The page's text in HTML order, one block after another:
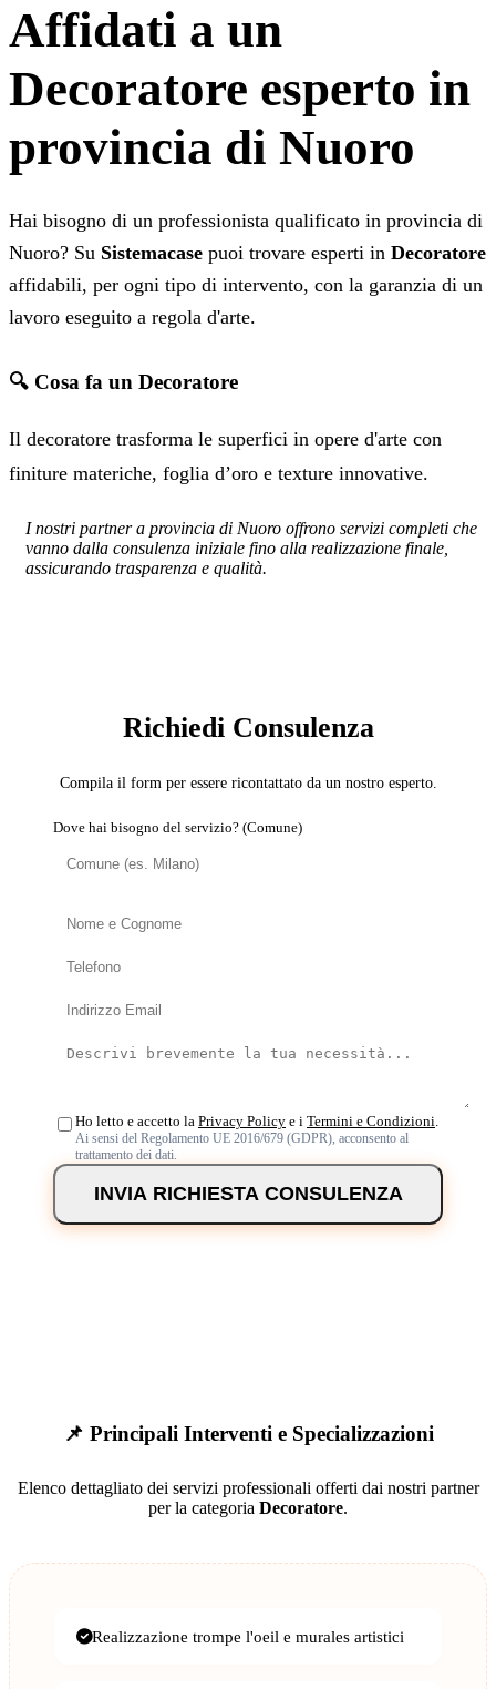
Affidati a un
Decoratore esperto in
provincia di Nuoro
Hai bisogno di un professionista qualificato in provincia di
Nuoro? Su Sistemacase puoi trovare esperti in Decoratore
affidabili, per ogni tipo di intervento, con la garanzia di un
lavoro eseguito a regola d'arte.
🔍 Cosa fa un Decoratore
Il decoratore trasforma le superfici in opere d'arte con
finiture materiche, foglia d’oro e texture innovative.
I nostri partner a provincia di Nuoro offrono servizi completi che
vanno dalla consulenza iniziale fino alla realizzazione finale,
assicurando trasparenza e qualità.
Richiedi Consulenza
Compila il form per essere ricontattato da un nostro esperto.
Dove hai bisogno del servizio? (Comune)
Ho letto e accetto la Privacy Policy e i Termini e Condizioni
Ai sensi del Regolamento UE 2016/679 (GDPR), acconsento al
trattamento dei dati.
INVIA RICHIESTA CONSULENZA
📌 Principali Interventi e Specializzazioni
Elenco dettagliato dei servizi professionali offerti dai nostri partner
per la categoria Decoratore.
Realizzazione trompe l'oeil e murales artistici